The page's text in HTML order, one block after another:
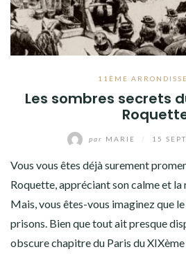
11ÈME
Les sombres secrets
par MARIE 15
Vous vous êtes déjà surement
Roquette, appréciant son calme et la
Mais, vous êtes-vous imaginez que
prisons. Bien que tout ait presque
obscure chapitre du Paris du